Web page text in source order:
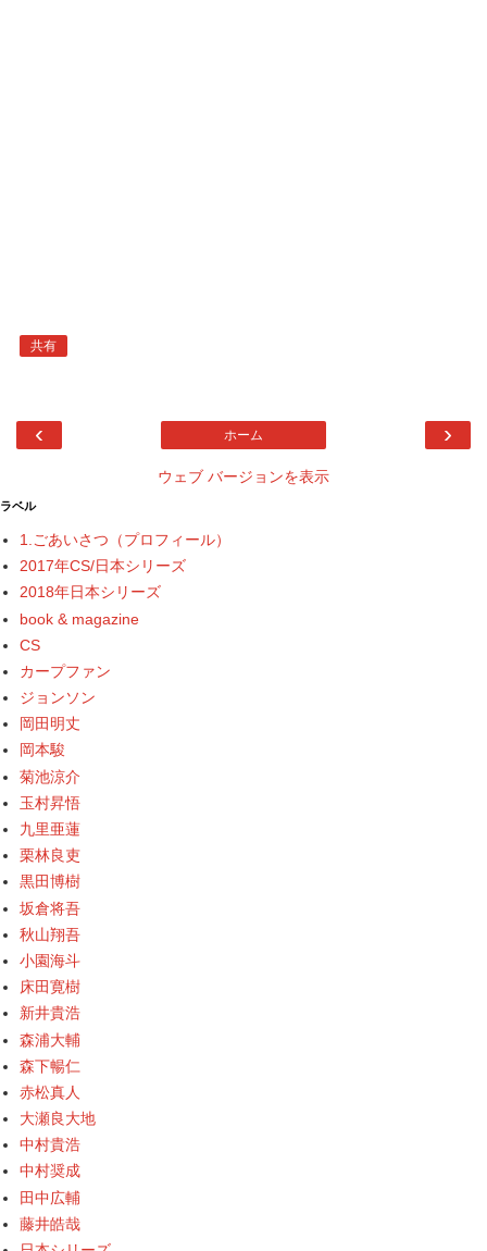
共有
‹ ›
ホーム
ウェブ バージョンを表示
ラベル
1.ごあいさつ（プロフィール）
2017年CS/日本シリーズ
2018年日本シリーズ
book & magazine
CS
カープファン
ジョンソン
岡田明丈
岡本駿
菊池涼介
玉村昇悟
九里亜蓮
栗林良吏
黒田博樹
坂倉将吾
秋山翔吾
小園海斗
床田寛樹
新井貴浩
森浦大輔
森下暢仁
赤松真人
大瀬良大地
中村貴浩
中村奨成
田中広輔
藤井皓哉